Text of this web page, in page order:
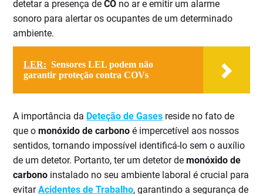
detetar a presença deCO no ar e emitir um alarme
sonoro para alertar os ocupantes de um determinado
ambiente.
LER: Sensores LEL podem não
garantir proteção contra COVs
A importância da Deteção de Gases reside no fato de
que omonóxido de carbono é impercetível aos nossos
sentidos, tornando impossível identificá-lo sem o auxílio
de um detetor. Portanto, ter um detetor demonóxido de
carbono instalado no seu ambiente laboral é crucial para
evitarAcidentes de Trabalho, garantindo a segurança de